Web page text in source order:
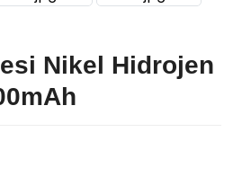
Nikel Hidrojen